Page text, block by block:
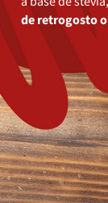
de retrogosto